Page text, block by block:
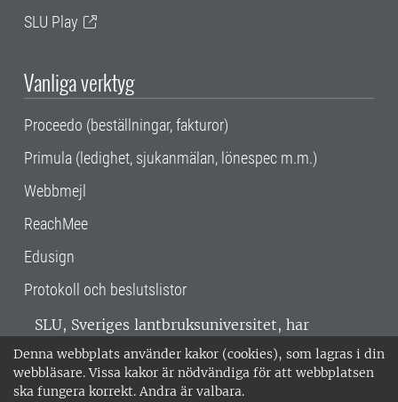
Denna webbplats använder kakor (cookies), som lagras i din
webbläsare. Vissa kakor är nödvändiga för att webbplatsen
ska fungera korrekt. Andra är valbara.
SLU Play
Vanliga verktyg
Proceedo (beställningar, fakturor)
Primula (ledighet, sjukanmälan, lönespec m.m.)
Webbmejl
ReachMee
Edusign
Protokoll och beslutslistor
SLU, Sveriges lantbruksuniversitet, har
verksamhet över hela Sverige. Huvudorter är
Alnarp, Uppsala och Umeå.SLU är
miljöcertifierat enligt ISO 14001. •